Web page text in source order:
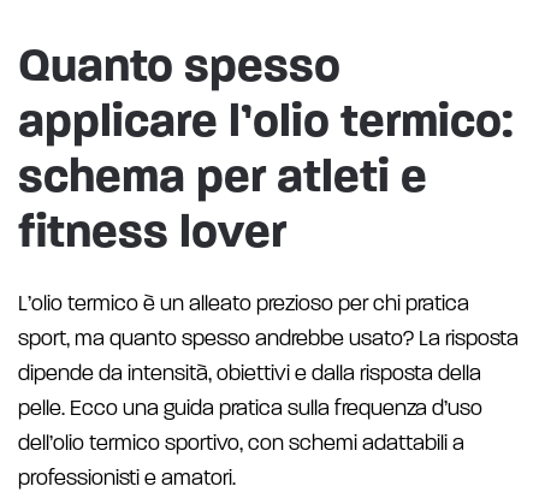
Quanto spesso
applicare l’olio termico:
schema per atleti e
fitness lover
L’olio termico è un alleato prezioso per chi pratica
sport, ma quanto spesso andrebbe usato? La risposta
dipende da intensità, obiettivi e dalla risposta della
pelle. Ecco una guida pratica sulla frequenza d’uso
dell’olio termico sportivo, con schemi adattabili a
professionisti e amatori.